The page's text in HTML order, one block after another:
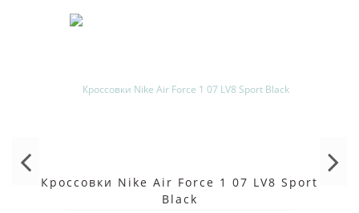
Кроссовки Nike Air Force 1 07 LV8 Sport
Black